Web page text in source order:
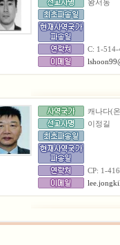
왕서동
C: 1-
캐나다(
이정길
CP: 1-